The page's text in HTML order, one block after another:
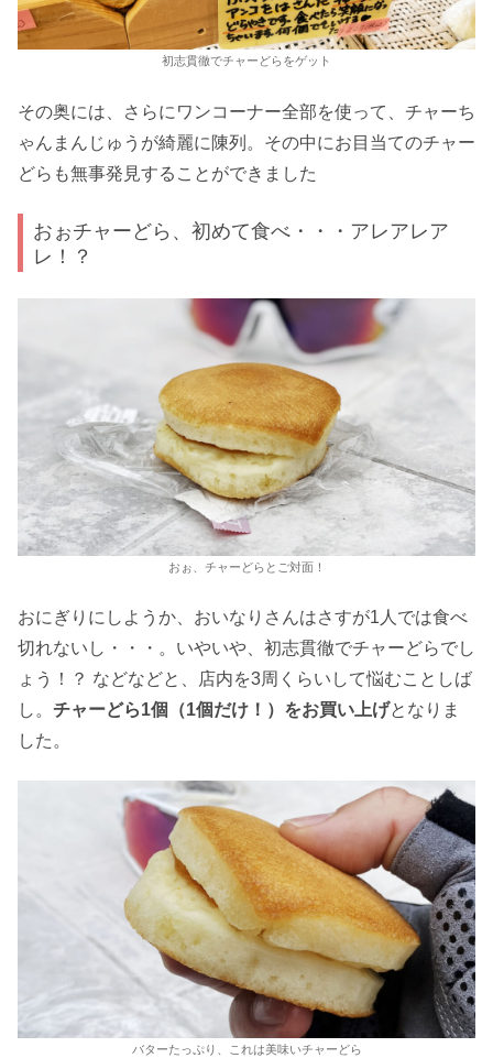
初志貫徹でチャーどらをゲット
その奥には、さらにワンコーナー全部を使って、チャーち
ゃんまんじゅうが綺麗に陳列。その中にお目当てのチャー
どらも無事発見することができました
おぉチャーどら、初めて食べ・・・アレアレア
レ！？
おぉ、チャーどらとご対面！
おにぎりにしようか、おいなりさんはさすが1人では食べ
切れないし・・・。いやいや、初志貫徹でチャーどらでし
ょう！？ などなどと、店内を3周くらいして悩むことしば
し。 チャーどら1個（1個だけ！）をお買い上げとなりま
した。
バターたっぷり、これは美味いチャーどら